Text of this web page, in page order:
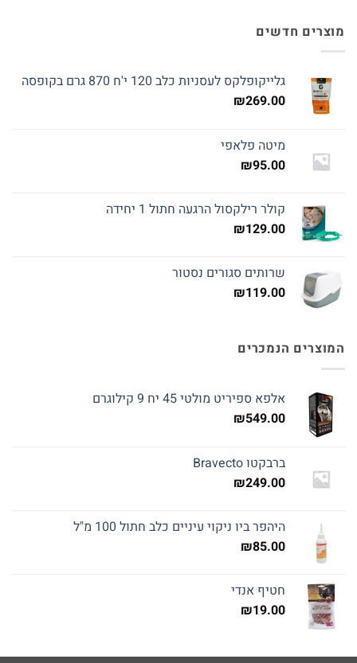
מוצרים חדשים
גלייקופלקס לעסניות כלב 120 י'ח 870 גרם בקופסה
₪269.00
מיטה פלאפי
₪95.00
קולר רילקסול הרגעה חתול 1 יחידה
₪129.00
שרותים סגורים נסטור
₪119.00
המוצרים הנמכרים
אלפא ספיריט מולטי 45 יח 9 קילוגרם
₪549.00
ברבקטו Bravecto
₪249.00
היהפר ביו ניקוי עיניים כלב חתול 100 מ"ל
₪85.00
חטיף אנדי
₪19.00